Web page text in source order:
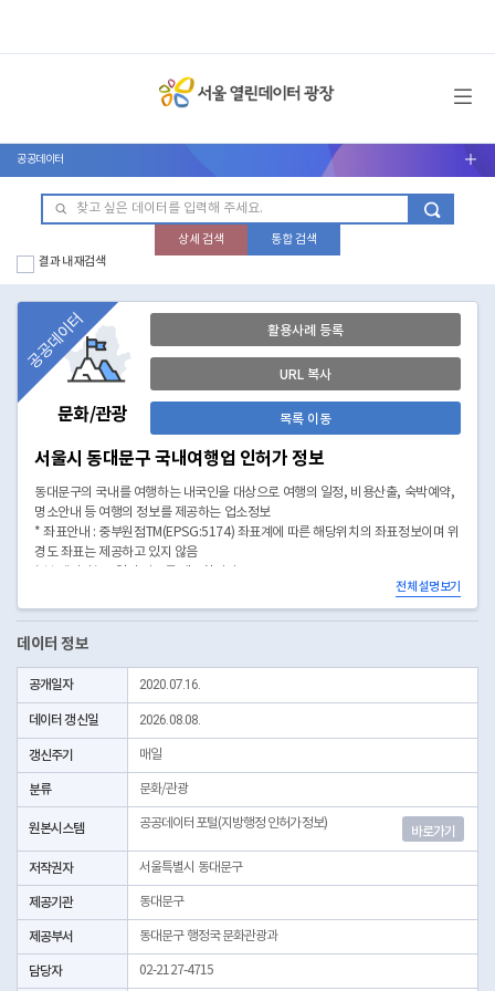
메뉴 열기
공공데이터 서브메뉴 열기
상세 검색
통합 검색
결과 내 재검색
문화/관광
공공데이터 활용사례 등록
URL 복사
목록 이동
서울시 동대문구 국내여행업 인허가 정보
동대문구의 국내를 여행하는 내국인을 대상으로 여행의 일정, 비용산출, 숙박예약,
명소안내 등 여행의 정보를 제공하는 업소정보
* 좌표안내 : 중부원점TM(EPSG:5174) 좌표계에 따른 해당위치의 좌표정보이며 위
경도 좌표는 제공하고 있지 않음
* 시군구코드명은 "서울특별시 자치구 기관코드" 데이터셋에서 확인 가능합니다.
(https://data.seoul.go.kr/dataList/OA-22872/S/1/datasetView.do)
전체 설명보기
데이터 정보
공개일자 2020.07.16.
데이터 갱신일 2026.08.08.
갱신주기 매일
분류 문화/관광
원본시스템 공공데이터포털(지방행정 인허가정보)
바로가기
저작권자 서울특별시 동대문구
제공기관 동대문구
제공부서 동대문구 행정국 문화관광과
담당자 02-2127-4715